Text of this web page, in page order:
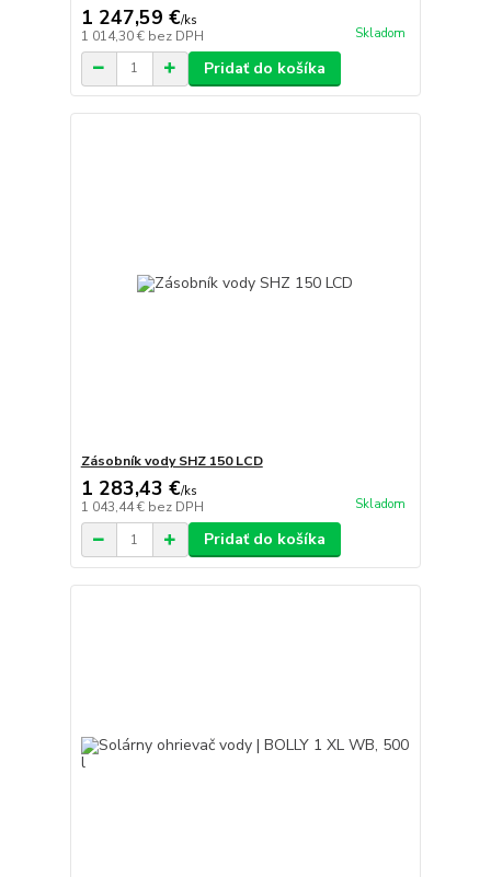
1 247,59 €/ks
1 014,30 € bez DPH Skladom
Pridať do košíka
Zásobník vody SHZ 150 LCD
1 283,43 €/ks
1 043,44 € bez DPH Skladom
Pridať do košíka